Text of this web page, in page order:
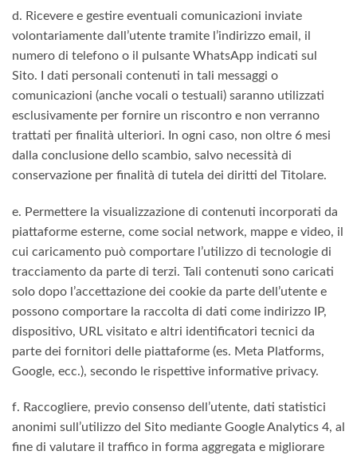
d. Ricevere e gestire eventuali comunicazioni inviate
volontariamente dall’utente tramite l’indirizzo email, il
numero di telefono o il pulsante WhatsApp indicati sul
Sito. I dati personali contenuti in tali messaggi o
comunicazioni (anche vocali o testuali) saranno utilizzati
esclusivamente per fornire un riscontro e non verranno
trattati per finalità ulteriori. In ogni caso, non oltre 6 mesi
dalla conclusione dello scambio, salvo necessità di
conservazione per finalità di tutela dei diritti del Titolare.
e. Permettere la visualizzazione di contenuti incorporati da
piattaforme esterne, come social network, mappe e video, il
cui caricamento può comportare l’utilizzo di tecnologie di
tracciamento da parte di terzi. Tali contenuti sono caricati
solo dopo l’accettazione dei cookie da parte dell’utente e
possono comportare la raccolta di dati come indirizzo IP,
dispositivo, URL visitato e altri identificatori tecnici da
parte dei fornitori delle piattaforme (es. Meta Platforms,
Google, ecc.), secondo le rispettive informative privacy.
f. Raccogliere, previo consenso dell’utente, dati statistici
anonimi sull’utilizzo del Sito mediante Google Analytics 4, al
fine di valutare il traffico in forma aggregata e migliorare